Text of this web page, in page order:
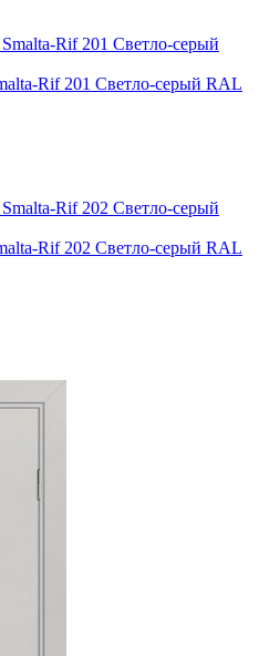
Rif 201 Светло-серый RAL
Rif 202 Светло-серый RAL